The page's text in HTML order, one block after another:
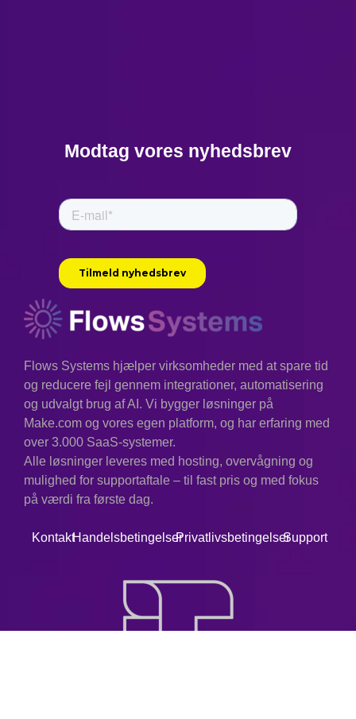
Modtag vores nyhedsbrev
Flows Systems hjælper virksomheder med at spare tid
og reducere fejl gennem integrationer, automatisering
og udvalgt brug af AI. Vi bygger løsninger på
Make.com og vores egen platform, og har erfaring med
over 3.000 SaaS-systemer.
Alle løsninger leveres med hosting, overvågning og
mulighed for supportaftale – til fast pris og med fokus
på værdi fra første dag.
KontaktHandelsbetingelserPrivatlivsbetingelserSupport